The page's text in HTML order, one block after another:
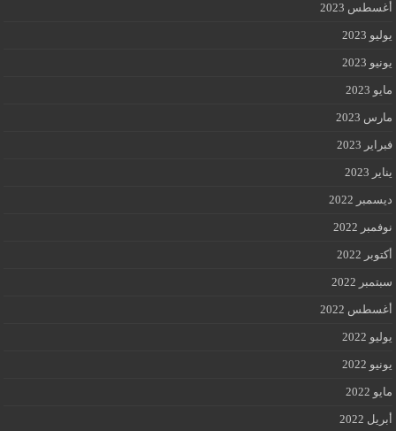
أغسطس 2023
يوليو 2023
يونيو 2023
مايو 2023
مارس 2023
فبراير 2023
يناير 2023
ديسمبر 2022
نوفمبر 2022
أكتوبر 2022
سبتمبر 2022
أغسطس 2022
يوليو 2022
يونيو 2022
مايو 2022
أبريل 2022